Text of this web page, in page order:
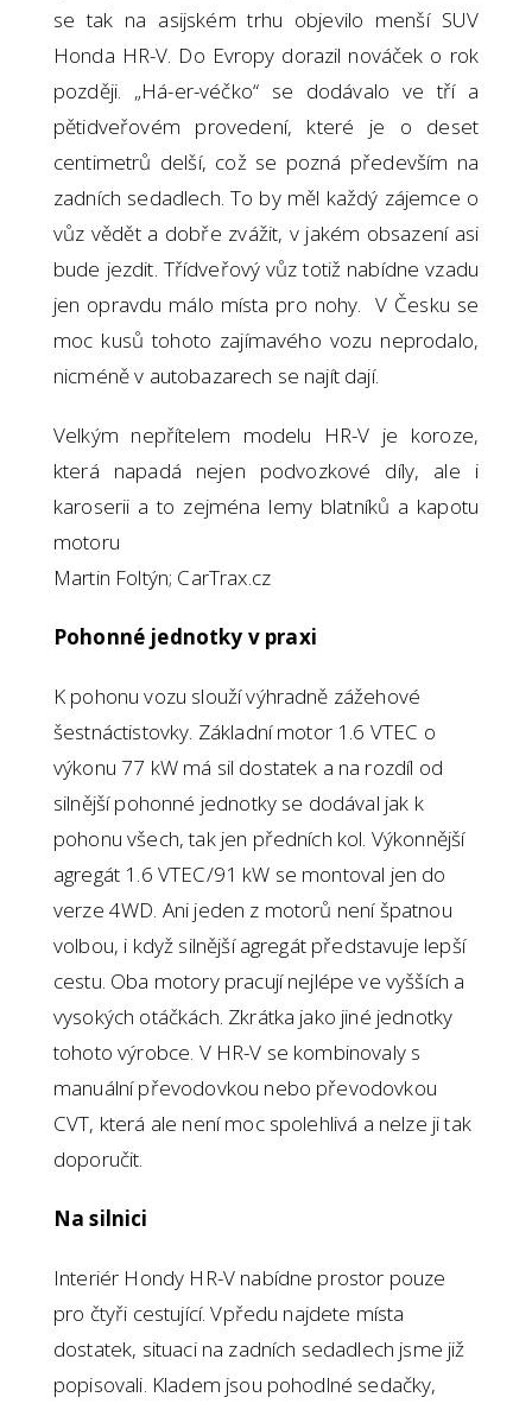
se tak na asijském trhu objevilo menší SUV
Honda HR-V. Do Evropy dorazil nováček o rok
později. „Há-er-véčko“ se dodávalo ve tří a
pětidveřovém provedení, které je o deset
centimetrů delší, což se pozná především na
zadních sedadlech. To by měl každý zájemce o
vůz vědět a dobře zvážit, v jakém obsazení asi
bude jezdit. Třídveřový vůz totiž nabídne vzadu
jen opravdu málo místa pro nohy. V Česku se
moc kusů tohoto zajímavého vozu neprodalo,
nicméně v autobazarech se najít dají.
Velkým nepřítelem modelu HR-V je koroze,
která napadá nejen podvozkové díly, ale i
karoserii a to zejména lemy blatníků a kapotu
motoru
Martin Foltýn; CarTrax.cz
Pohonné jednotky v praxi
K pohonu vozu slouží výhradně zážehové
šestnáctistovky. Základní motor 1.6 VTEC o
výkonu 77 kW má sil dostatek a na rozdíl od
silnější pohonné jednotky se dodával jak k
pohonu všech, tak jen předních kol. Výkonnější
agregát 1.6 VTEC/91 kW se montoval jen do
verze 4WD. Ani jeden z motorů není špatnou
volbou, i když silnější agregát představuje lepší
cestu. Oba motory pracují nejlépe ve vyšších a
vysokých otáčkách. Zkrátka jako jiné jednotky
tohoto výrobce. V HR-V se kombinovaly s
manuální převodovkou nebo převodovkou
CVT, která ale není moc spolehlivá a nelze ji tak
doporučit.
Na silnici
Interiér Hondy HR-V nabídne prostor pouze
pro čtyři cestující. Vpředu najdete místa
dostatek, situaci na zadních sedadlech jsme již
popisovali. Kladem jsou pohodlné sedačky,